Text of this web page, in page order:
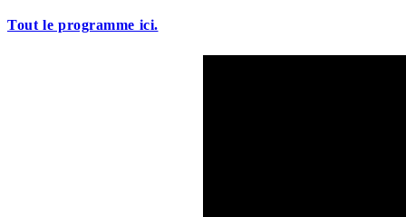
Tout le programme ici.